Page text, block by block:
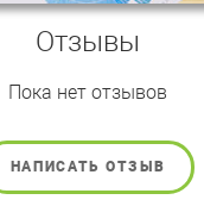
Отзывы
Пока нет отзывов
НАПИСАТЬ ОТЗЫВ